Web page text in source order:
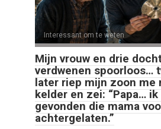
Interessant om te weten
Mijn vrouw en drie
verdwenen spoorloos…
later riep mijn zoon me
kelder en zei: “Papa…
gevonden die mama
achtergelaten.”